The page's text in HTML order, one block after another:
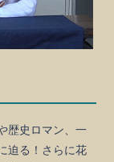
歴史ロマン、一
迫る！さらに花